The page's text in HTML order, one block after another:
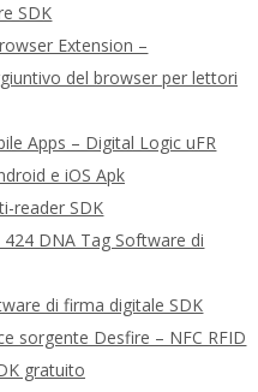
SDK
Extension –
del browser per lettori
Apps – Digital Logic uFR
e iOS Apk
reader SDK
DNA Tag Software di
di firma digitale SDK
sorgente Desfire – NFC RFID
gratuito